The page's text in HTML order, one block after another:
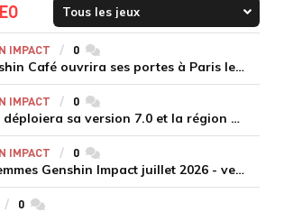
IMPACT 0commentaires
Le premier Genshin Café ouvrira ses portes à Paris le 14 août
IMPACT 0commentaires
Genshin Impact déploiera sa version 7.0 et la région de Snezhnaya le 12 août
IMPACT 0commentaires
Codes primo-gemmes Genshin Impact juillet 2026 - version 7.0
0commentaires